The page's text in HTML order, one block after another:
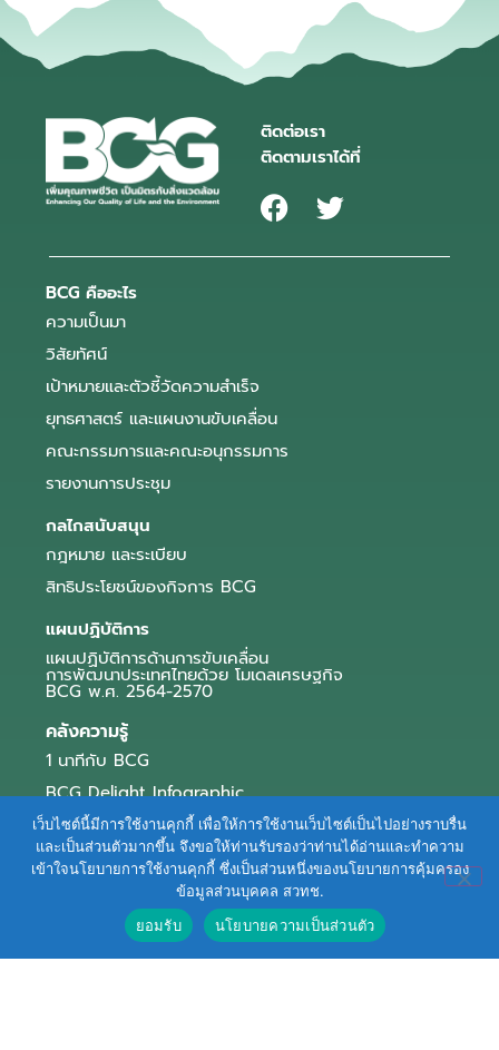
ติดต่อเรา
ติดตามเราได้ที่
BCG คืออะไร
ความเป็นมา
วิสัยทัศน์
เป้าหมายและตัวชี้วัดความสำเร็จ
ยุทธศาสตร์ และแผนงานขับเคลื่อน
คณะกรรมการและคณะอนุกรรมการ
รายงานการประชุม
กลไกสนับสนุน
กฎหมาย และระเบียบ
สิทธิประโยชน์ของกิจการ BCG
แผนปฏิบัติการ
แผนปฏิบัติการด้านการขับเคลื่อน
การพัฒนาประเทศไทยด้วย โมเดลเศรษฐกิจ
BCG พ.ศ. 2564-2570
คลังความรู้
1 นาทีกับ BCG
BCG Delight Infographic
สื่อประชาสัมพันธ์
e-Book Series
ตัวอย่างธุรกิจ BCG
ข่าวและบทความ
เว็บไซต์นี้มีการใช้งานคุกกี้ เพื่อให้การใช้งานเว็บไซต์เป็นไปอย่างราบรื่น
และเป็นส่วนตัวมากขึ้น จึงขอให้ท่านรับรองว่าท่านได้อ่านและทำความ
เข้าใจนโยบายการใช้งานคุกกี้ ซึ่งเป็นส่วนหนึ่งของนโยบายการคุ้มครอง
ข้อมูลส่วนบุคคล สวทช.
ยอมรับ
นโยบายความเป็นส่วนตัว